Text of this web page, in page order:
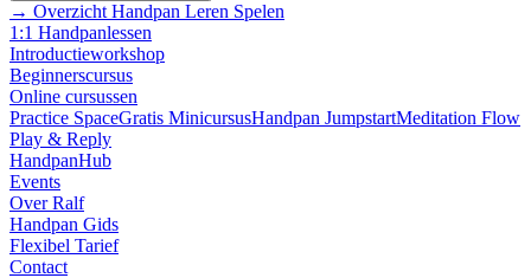
→ Overzicht Handpan Leren Spelen
1:1 Handpanlessen
Introductieworkshop
Beginnerscursus
Online cursussen
Practice SpaceGratis MinicursusHandpan JumpstartMeditation Flow
Play & Reply
HandpanHub
Events
Over Ralf
Handpan Gids
Flexibel Tarief
Contact